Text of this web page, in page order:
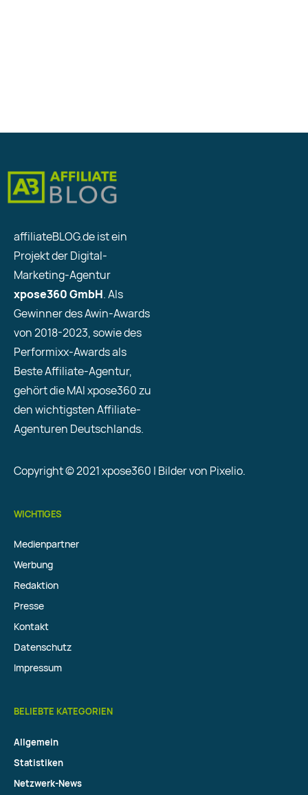
affiliateBLOG.de ist ein
Projekt der Digital-
Marketing-Agentur
xpose360 GmbH. Als
Gewinner des Awin-Awards
von 2018-2023, sowie des
Performixx-Awards als
Beste Affiliate-Agentur,
gehört die MAI xpose360 zu
den wichtigsten Affiliate-
Agenturen Deutschlands.
Copyright © 2021 xpose360 | Bilder von Pixelio.
WICHTIGES
Medienpartner
Werbung
Redaktion
Presse
Kontakt
Datenschutz
Impressum
BELIEBTE KATEGORIEN
Allgemein
Statistiken
Netzwerk-News